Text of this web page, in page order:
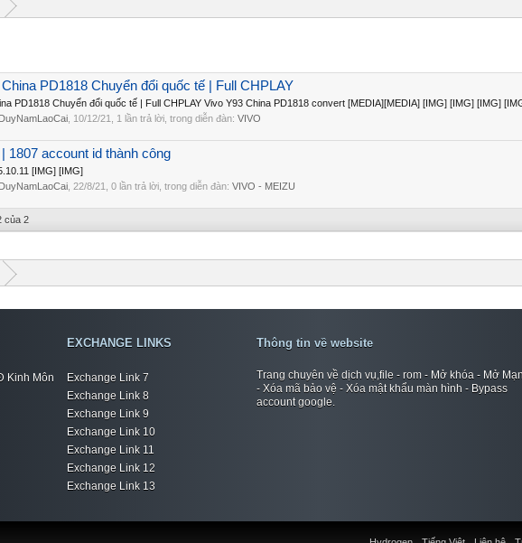
PD1818 Chuyển đổi quốc tế | Full CHPLAY
PD1818 Chuyển đổi quốc tế | Full CHPLAY Vivo Y93 China PD1818 convert [MEDIA][MEDIA] [IMG] [IMG] [IMG]
DuyNamLaoCai 10/12/21 , 1 lần trả lời, trong diễn đàn: VIVO
1807 account id thành công
[IMG] [IMG]
DuyNamLaoCai 22/8/21 , 0 lần trả lời, trong diễn đàn: VIVO - MEIZU
của 2
Kinh Môn
EXCHANGE LINKS
Exchange Link 7
Exchange Link 8
Exchange Link 9
Exchange Link 10
Exchange Link 11
Exchange Link 12
Exchange Link 13
Thông tin về website
Trang chuyên về dịch vụ,file - rom - Mở khóa - Mở
- Xóa mã bảo vệ - Xóa mật khẩu màn hình - Bypass
account google.